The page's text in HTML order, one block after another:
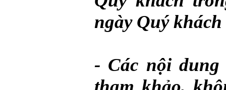
ngày Quý
- Các nội